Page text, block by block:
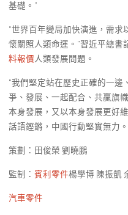
基礎。”
“世界百年變局加快演進，需
懷關照人類命運。”習近平總書
料報價人類發展問題。
“我們堅定站在歷史正確的一
爭、發展、一起配合、共贏旗
本身發展，又以本身發展更好
話語鏗鏘，中國行動堅實無力。
策劃：田俊榮 劉曉鵬
監制： 賓利零件楊學博 陳振凱
汽車零件